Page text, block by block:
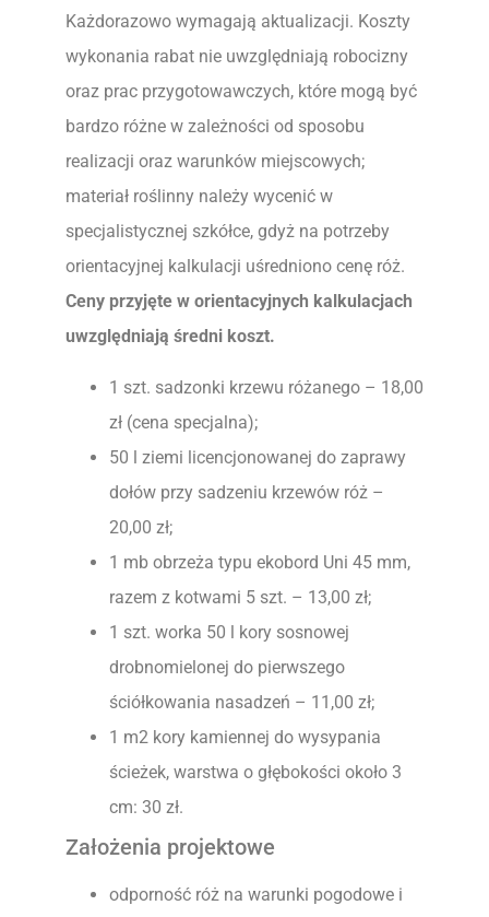
Każdorazowo wymagają aktualizacji. Koszty
wykonania rabat nie uwzględniają robocizny
oraz prac przygotowawczych, które mogą być
bardzo różne w zależności od sposobu
realizacji oraz warunków miejscowych;
materiał roślinny należy wycenić w
specjalistycznej szkółce, gdyż na potrzeby
orientacyjnej kalkulacji uśredniono cenę róż.
Ceny przyjęte w orientacyjnych kalkulacjach
uwzględniają średni koszt.
1 szt. sadzonki krzewu różanego – 18,00
zł (cena specjalna);
50 l ziemi licencjonowanej do zaprawy
dołów przy sadzeniu krzewów róż –
20,00 zł;
1 mb obrzeża typu ekobord Uni 45 mm,
razem z kotwami 5 szt. – 13,00 zł;
1 szt. worka 50 l kory sosnowej
drobnomielonej do pierwszego
ściółkowania nasadzeń – 11,00 zł;
1 m2 kory kamiennej do wysypania
ścieżek, warstwa o głębokości około 3
cm: 30 zł.
Założenia projektowe
odporność róż na warunki pogodowe i